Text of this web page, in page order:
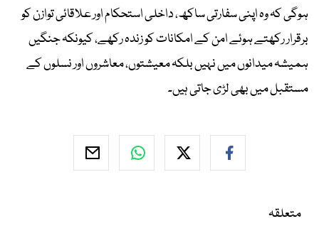
ہوگی کہ وہ اپنی سفارتی ساکھ، داخلی استحکام اور علاقائی توازن کو
برقرار رکھتے ہوئے امن کے امکانات کو زندہ رکھے، کیونکہ جنگیں
ہمیشہ میدانوں میں نہیں بلکہ معیشتوں، معاشروں اور نسلوں کے
مستقبل میں بھی لڑی جاتی ہیں۔
متعلقہ